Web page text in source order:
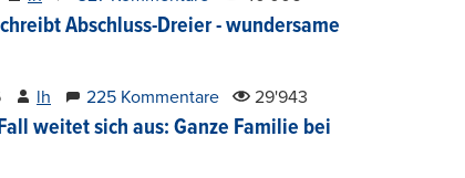
Abschluss-Dreier - wundersame
lh 225 Kommentare 29'943
weitet sich aus: Ganze Familie bei